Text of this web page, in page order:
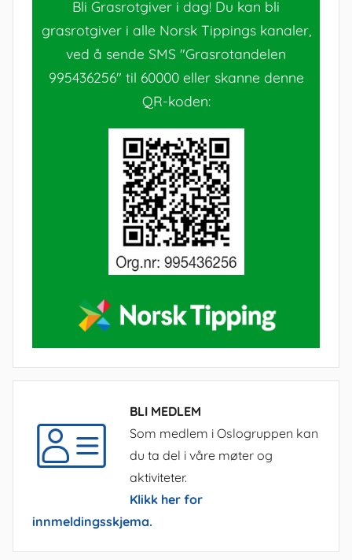
Bli Grasrotgiver i dag! Du kan bli
grasrotgiver i alle Norsk Tippings kanaler,
ved å sende SMS "Grasrotandelen
995436256" til 60000 eller skanne denne
QR-koden:
BLI MEDLEM
Som medlem i Oslogruppen kan
du ta del i våre møter og
aktiviteter.
Klikk her for
innmeldingsskjema.